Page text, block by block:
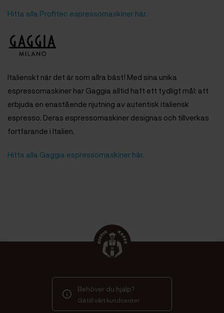
Hitta alla Profitec espressomaskiner här.
Italienskt när det är som allra bäst! Med sina unika
espressomaskiner har Gaggia alltid haft ett tydligt mål: att
erbjuda en enastående njutning av autentisk italiensk
espresso. Deras espressomaskiner designas och tillverkas
fortfarande i Italien.
Hitta alla Gaggia espressomaskiner här.
Behöver du hjälp?
Gå till vårt kundcenter